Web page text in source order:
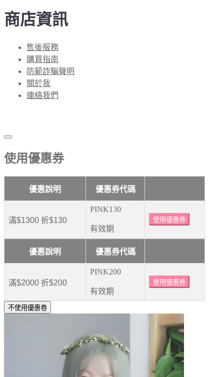
商店資訊
售後服務
購買指南
防範詐騙聲明
關於我
連絡我們
使用優惠券
優惠說明 優惠券代碼
滿$1300 折$130
PINK130
有效期
使用優惠券
優惠說明 優惠券代碼
滿$2000 折$200
PINK200
有效期
使用優惠券
不使用優惠卷